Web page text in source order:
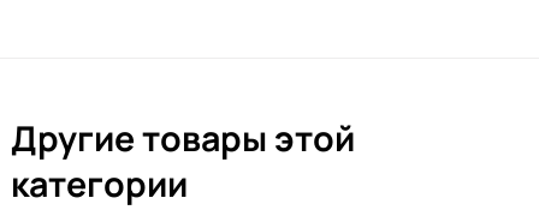
Другие товары этой
категории